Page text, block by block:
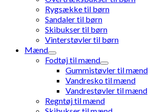
Rygsække til børn
Sandaler til børn
Skibukser til børn
Vinterstøvler til børn
Mænd
Fodtøj til mænd
Gummistøvler til mænd
Vandresko til mænd
Vandrestøvler til mænd
Regntøj til mænd